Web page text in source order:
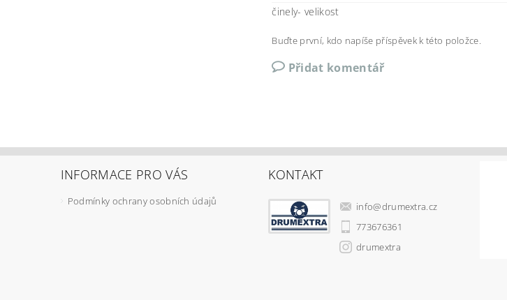
činely- velikost
Buďte první, kdo napíše příspěvek k této položce.
Přidat komentář
INFORMACE PRO VÁS
Podmínky ochrany osobních údajů
KONTAKT
info@drumextra.cz
773676361
drumextra